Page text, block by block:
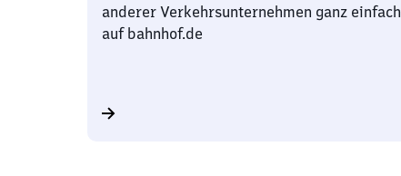
anderer Verkehrsunternehmen ganz einfach
auf bahnhof.de